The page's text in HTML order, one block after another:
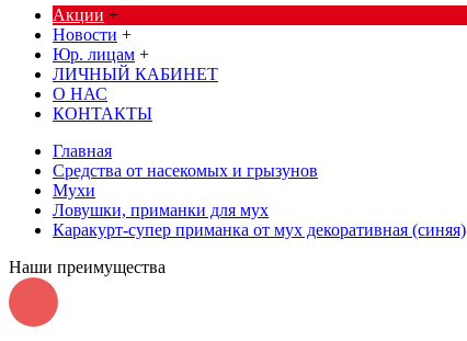
Акции +
Новости +
Юр. лицам +
ЛИЧНЫЙ КАБИНЕТ
О НАС
КОНТАКТЫ
Главная
Cредства от насекомых и грызунов
Мухи
Ловушки, приманки для мух
Каракурт-супер приманка от мух декоративная (синяя)
Наши преимущества